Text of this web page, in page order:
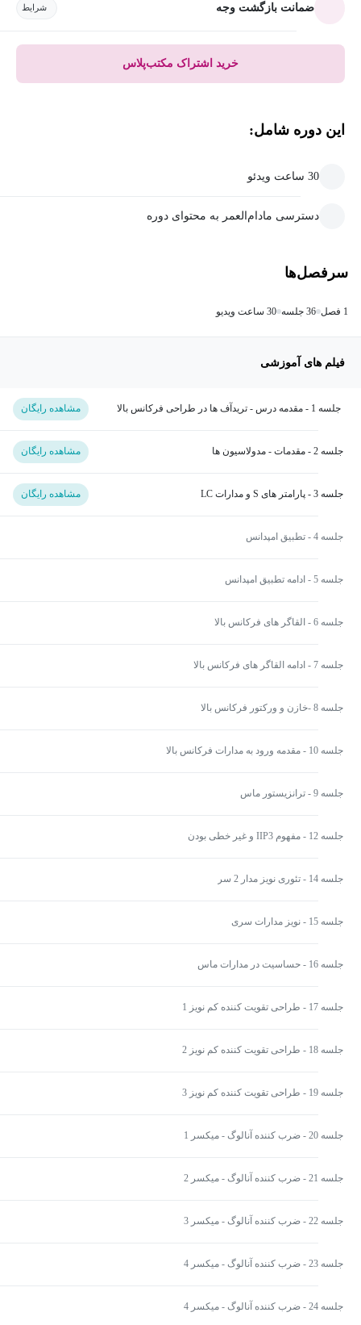
ضمانت بازگشت وجه شرایط
خرید اشتراک مکتب‌پلاس
این دوره شامل:
30 ساعت ویدئو
دسترسی مادام‌العمر به محتوای دوره
سرفصل‌ها
1 فصل 36 جلسه 30 ساعت ویدیو
فیلم های آموزشی
جلسه 1 - مقدمه درس - تریدآف ها در طراحی فرکانس بالا مشاهده رایگان
جلسه 2 - مقدمات - مدولاسیون ها مشاهده رایگان
جلسه 3 - پارامتر های S و مدارات LC مشاهده رایگان
جلسه 4 - تطبیق امپدانس
جلسه 5 - ادامه تطبیق امپدانس
جلسه 6 - القاگر های فرکانس بالا
جلسه 7 - ادامه القاگر های فرکانس بالا
جلسه 8 -خازن و ورکتور فرکانس بالا
جلسه 10 - مقدمه ورود به مدارات فرکانس بالا
جلسه 9 - ترانزیستور ماس
جلسه 12 - مفهوم IIP3 و غیر خطی بودن
جلسه 14 - تئوری نویز مدار 2 سر
جلسه 15 - نویز مدارات سری
جلسه 16 - حساسیت در مدارات ماس
جلسه 17 - طراحی تقویت کننده کم نویز 1
جلسه 18 - طراحی تقویت کننده کم نویز 2
جلسه 19 - طراحی تقویت کننده کم نویز 3
جلسه 20 - ضرب کننده آنالوگ - میکسر 1
جلسه 21 - ضرب کننده آنالوگ - میکسر 2
جلسه 22 - ضرب کننده آنالوگ - میکسر 3
جلسه 23 - ضرب کننده آنالوگ - میکسر 4
جلسه 24 - ضرب کننده آنالوگ - میکسر 4